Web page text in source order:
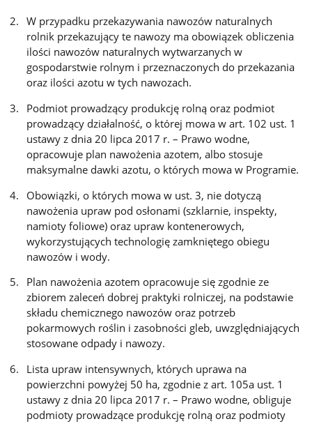
W przypadku przekazywania nawozów naturalnych
rolnik przekazujący te nawozy ma obowiązek obliczenia
ilości nawozów naturalnych wytwarzanych w
gospodarstwie rolnym i przeznaczonych do przekazania
oraz ilości azotu w tych nawozach.
Podmiot prowadzący produkcję rolną oraz podmiot
prowadzący działalność, o której mowa w art. 102 ust. 1
ustawy z dnia 20 lipca 2017 r. – Prawo wodne,
opracowuje plan nawożenia azotem, albo stosuje
maksymalne dawki azotu, o których mowa w Programie.
Obowiązki, o których mowa w ust. 3, nie dotyczą
nawożenia upraw pod osłonami (szklarnie, inspekty,
namioty foliowe) oraz upraw kontenerowych,
wykorzystujących technologię zamkniętego obiegu
nawozów i wody.
Plan nawożenia azotem opracowuje się zgodnie ze
zbiorem zaleceń dobrej praktyki rolniczej, na podstawie
składu chemicznego nawozów oraz potrzeb
pokarmowych roślin i zasobności gleb, uwzględniających
stosowane odpady i nawozy.
Lista upraw intensywnych, których uprawa na
powierzchni powyżej 50 ha, zgodnie z art. 105a ust. 1
ustawy z dnia 20 lipca 2017 r. – Prawo wodne, obliguje
podmioty prowadzące produkcję rolną oraz podmioty